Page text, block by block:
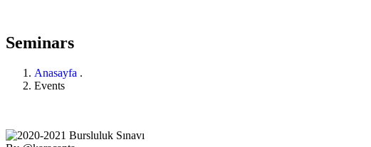
Seminars
Anasayfa .
Events